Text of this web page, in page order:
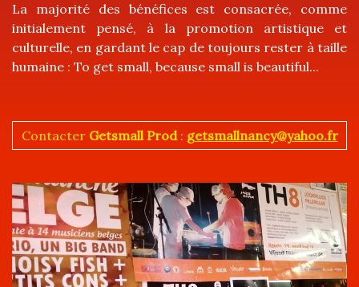
La majorité des bénéfices est consacrée, comme
initialement pensé, à la promotion artistique et
culturelle, en gardant le cap de toujours rester à taille
humaine : To get small, because small is beautiful...
Contacter Getsmall Prod: getsmallnancy@yahoo.fr